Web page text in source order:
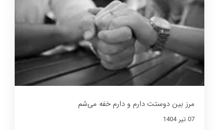
مرز بین دوستت دارم و دارم خفه می‌شم
07 تير 1404